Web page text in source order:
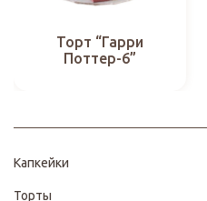
Торт “Гарри
Поттер-6”
Капкейки
Торты